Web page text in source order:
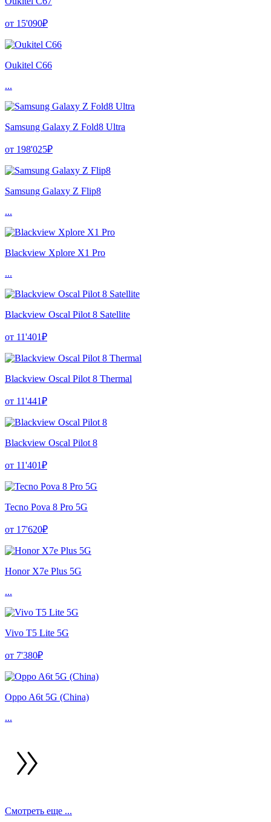
от 15'090₽
Oukitel C66
...
Samsung Galaxy Z Fold8 Ultra
от 198'025₽
Samsung Galaxy Z Flip8
...
Blackview Xplore X1 Pro
...
Blackview Oscal Pilot 8 Satellite
от 11'401₽
Blackview Oscal Pilot 8 Thermal
от 11'441₽
Blackview Oscal Pilot 8
от 11'401₽
Tecno Pova 8 Pro 5G
от 17'620₽
Honor X7e Plus 5G
...
Vivo T5 Lite 5G
от 7'380₽
Oppo A6t 5G (China)
...
Смотреть еще ...